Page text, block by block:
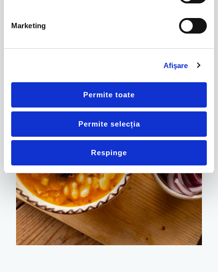
Marketing
Afişare
Permite toate
Permite selecția
Respinge